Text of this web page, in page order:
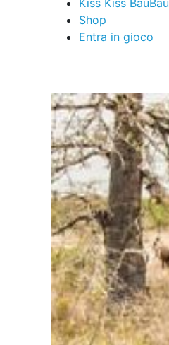
Kiss Kiss BauBau
Shop
Entra in gioco